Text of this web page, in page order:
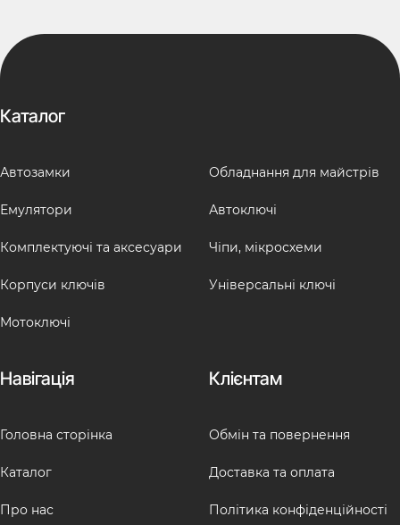
Каталог
Автозамки
Емулятори
Комплектуючі та аксесуари
Корпуси ключів
Мотоключі
Обладнання для майстрів
Автоключі
Чіпи, мікросхеми
Універсальні ключі
Навігація
Головна сторінка
Каталог
Про нас
Клієнтам
Обмін та повернення
Доставка та оплата
Політика конфіденційності